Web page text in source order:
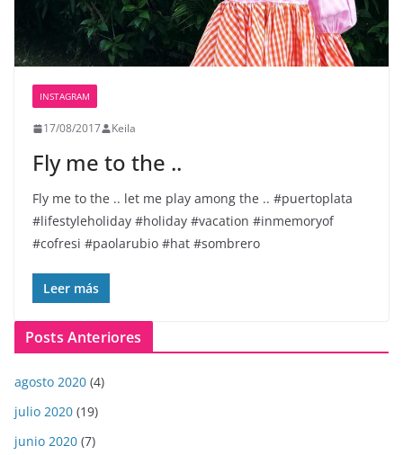
INSTAGRAM
17/08/2017 Keila
Fly me to the ..
Fly me to the .. let me play among the .. #puertoplata
#lifestyleholiday #holiday #vacation #inmemoryof
#cofresi #paolarubio #hat #sombrero
Leer más
Posts Anteriores
agosto 2020 (4)
julio 2020 (19)
junio 2020 (7)